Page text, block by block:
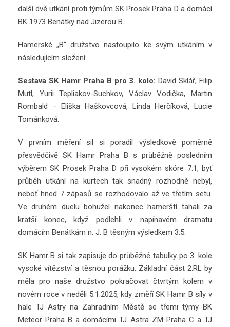
další dvě utkání proti týmům SK Prosek Praha D a domácí
BK 1973 Benátky nad Jizerou B.
Hamerské „B“ družstvo nastoupilo ke svým utkáním v
následujícím složení:
Sestava SK Hamr Praha B pro 3. kolo: David Sklář, Filip
Mutl, Yurii Tepliakov-Suchkov, Václav Vodička, Martin
Rombald – Eliška Haškovcová, Linda Herčíková, Lucie
Tománková.
V prvním měření sil si poradil výsledkově poměrně
přesvědčivě SK Hamr Praha B s průběžně posledním
výběrem SK Prosek Praha D při vysokém skóre 7:1, byť
průběh utkání na kurtech tak snadný rozhodně nebyl,
neboť hned 7 zápasů se rozhodovalo až ve třetím setu.
Ve druhém duelu bohužel nakonec hamerští tahali za
kratší konec, když podlehli v napínavém dramatu
domácím Benátkám n. J. B těsným výsledkem 3:5.
SK Hamr B si tak zapisuje do průběžné tabulky po 3. kole
vysoké vítězství a těsnou porážku. Základní část 2.RL by
měla pro naše družstvo pokračovat čtvrtým kolem v
novém roce v neděli 5.1.2025, kdy změří SK Hamr B síly v
hale TJ Astry na Zahradním Městě se třemi týmy BK
Meteor Praha B a domácími TJ Astra ZM Praha C a TJ